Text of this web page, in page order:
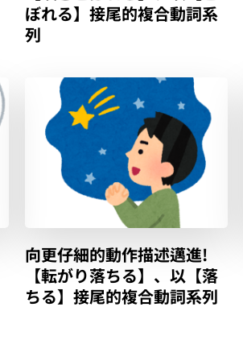
ぼれる】接尾的複合動詞系
列
向更仔細的動作描述邁進!
【転がり落ちる】、以【落
ちる】接尾的複合動詞系列